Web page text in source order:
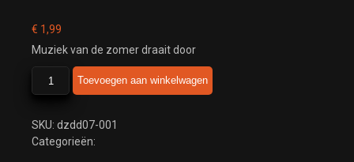
€ 1,99
Muziek van de zomer draait door
zomer
door
aantal
Toevoegen aan winkelwagen
SKU: dzdd07-001
Categorieën: